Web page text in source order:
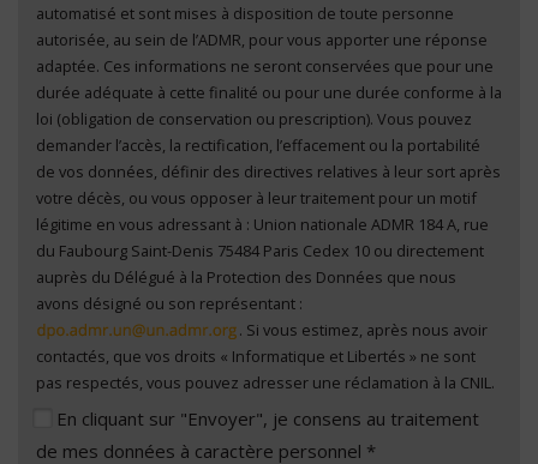
automatisé et sont mises à disposition de toute personne
autorisée, au sein de l’ADMR, pour vous apporter une réponse
adaptée. Ces informations ne seront conservées que pour une
durée adéquate à cette finalité ou pour une durée conforme à la
loi (obligation de conservation ou prescription). Vous pouvez
demander l’accès, la rectification, l’effacement ou la portabilité
de vos données, définir des directives relatives à leur sort après
votre décès, ou vous opposer à leur traitement pour un motif
légitime en vous adressant à : Union nationale ADMR 184 A, rue
du Faubourg Saint-Denis 75484 Paris Cedex 10 ou directement
auprès du Délégué à la Protection des Données que nous
avons désigné ou son représentant :
. Si vous estimez, après nous avoir
contactés, que vos droits « Informatique et Libertés » ne sont
pas respectés, vous pouvez adresser une réclamation à la CNIL.
En cliquant sur "Envoyer", je consens au traitement
de mes données à caractère personnel *